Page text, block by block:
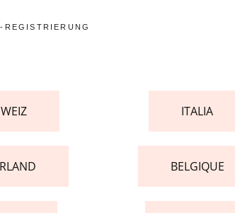
REGISTRIERUNG
ITALIA
BELGIQUE